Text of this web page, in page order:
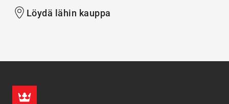
Löydä lähin kauppa